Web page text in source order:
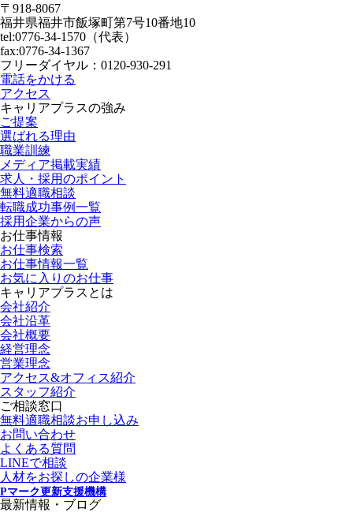
〒918-8067
福井県福井市飯塚町第7号10番地10
tel:0776-34-1570（代表）
fax:0776-34-1367
フリーダイヤル：0120-930-291
電話をかける
アクセス
キャリアプラスの強み
ご提案
選ばれる理由
職業訓練
メディア掲載実績
求人・採用のポイント
無料適職相談
転職成功事例一覧
採用企業からの声
お仕事情報
お仕事検索
お仕事情報一覧
お気に入りのお仕事
キャリアプラスとは
会社紹介
会社沿革
会社概要
経営理念
営業理念
アクセス&オフィス紹介
スタッフ紹介
ご相談窓口
無料適職相談お申し込み
お問い合わせ
よくある質問
LINEで相談
人材をお探しの企業様
Pマーク更新支援機構
最新情報・ブログ